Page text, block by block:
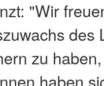
"Wir
des
zu
haben